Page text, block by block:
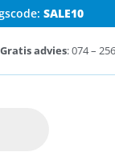
SALE10
Gratis advies: 074 –